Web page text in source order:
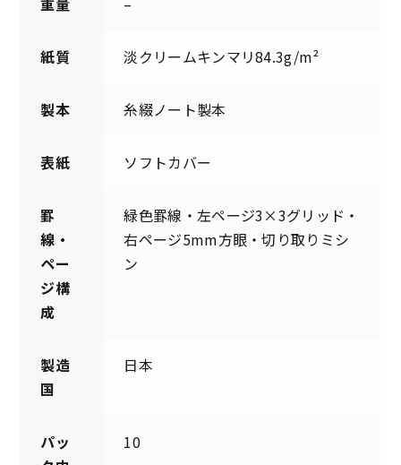
紙質 淡クリームキンマリ84.3g/m²
製本 糸綴ノート製本
表紙 ソフトカバー
罫
線・
ペー
ジ構
成
緑色罫線・左ページ3×3グリッド・
右ページ5mm方眼・切り取りミシ
ン
製造
国
日本
パッ
10